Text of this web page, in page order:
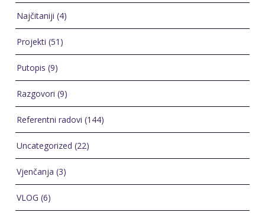
Najčitaniji (4)
Projekti (51)
Putopis (9)
Razgovori (9)
Referentni radovi (144)
Uncategorized (22)
Vjenčanja (3)
VLOG (6)